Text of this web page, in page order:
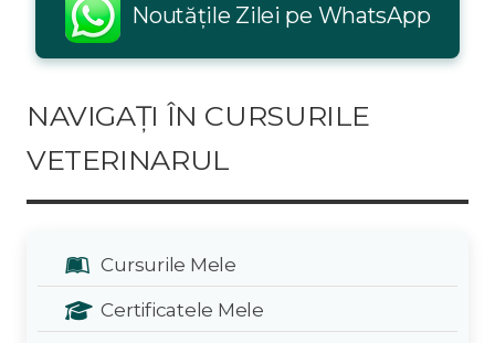
Noutățile Zilei pe WhatsApp
NAVIGAȚI ÎN CURSURILE
VETERINARUL
Cursurile Mele
Certificatele Mele